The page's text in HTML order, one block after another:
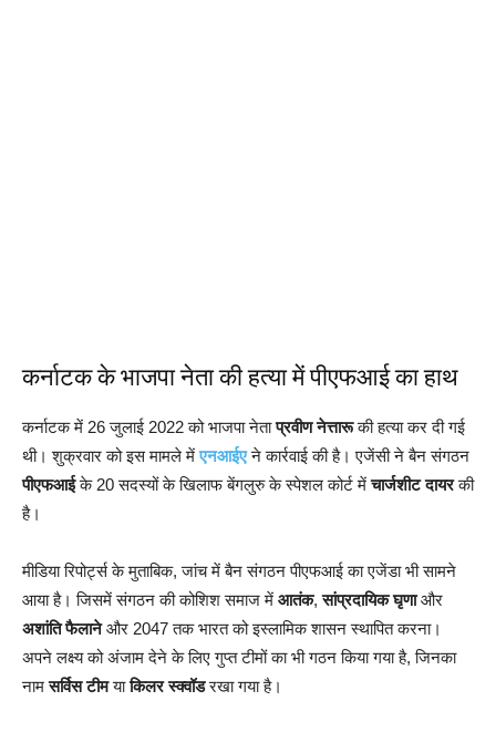
कर्नाटक के भाजपा नेता की हत्या में पीएफआई का हाथ
कर्नाटक में 26 जुलाई 2022 को भाजपा नेताप्रवीण नेत्तारूकी हत्या कर दी गई
थी। शुक्रवार को इस मामले मेंएनआईएने कार्रवाई की है। एजेंसी ने बैन संगठन
पीएफआईके 20 सदस्यों के खिलाफ बेंगलुरु के स्पेशल कोर्ट मेंचार्जशीट दायरकी
है।
मीडिया रिपोर्ट्स के मुताबिक, जांच में बैन संगठन पीएफआई का एजेंडा भी सामने
आया है। जिसमें संगठन की कोशिश समाज में आतंक,सांप्रदायिक घृणाऔर
अशांति फैलानेऔर 2047 तक भारत को इस्लामिक शासन स्थापित करना।
अपने लक्ष्य को अंजाम देने के लिए गुप्त टीमों का भी गठन किया गया है, जिनका
नामसर्विस टीमयाकिलर स्क्वॉडरखा गया है।